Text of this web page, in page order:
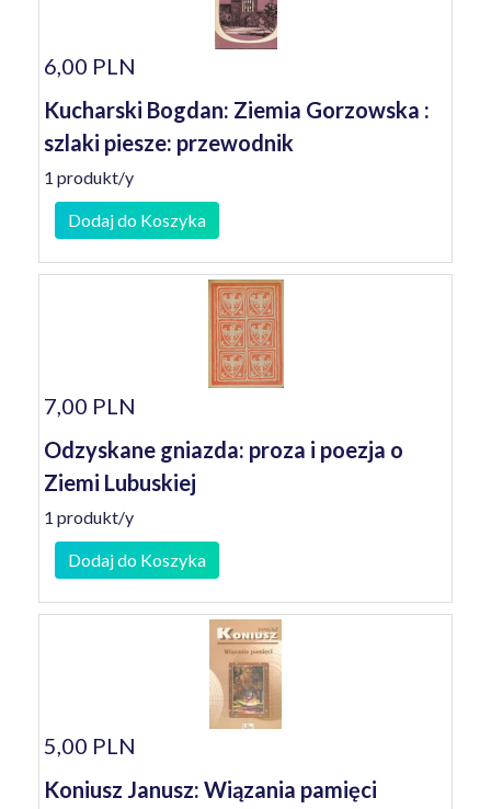
6,00 PLN
Kucharski Bogdan: Ziemia Gorzowska :
szlaki piesze: przewodnik
1 produkt/y
Dodaj do Koszyka
7,00 PLN
Odzyskane gniazda: proza i poezja o
Ziemi Lubuskiej
1 produkt/y
Dodaj do Koszyka
5,00 PLN
Koniusz Janusz: Wiązania pamięci